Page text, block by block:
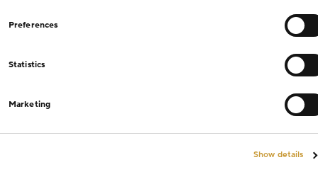
Preferences
Statistics
Marketing
Show details